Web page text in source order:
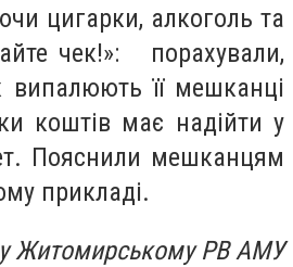
цигарки, алкоголь та
чек!»: порахували,
випалюють її мешканці
коштів має надійти у
Пояснили мешканцям
прикладі.
Житомирському РВ АМУ